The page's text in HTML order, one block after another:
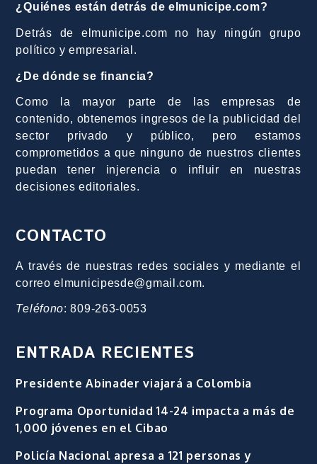
¿Quiénes están detrás de elmunicipe.com?
Detrás de elmunicipe.com no hay ningún grupo
político y empresarial.
¿De dónde se financia?
Como la mayor parte de las empresas de
contenido, obtenemos ingresos de la publicidad del
sector privado y público, pero estamos
comprometidos a que ninguno de nuestros clientes
puedan tener injerencia o influir en nuestras
decisiones editoriales.
CONTACTO
A través de nuestras redes sociales y mediante el
correo elmunicipesde@gmail.com.
Teléfono: 809-263-0053
ENTRADA RECIENTES
Presidente Abinader viajará a Colombia
Programa Oportunidad 14-24 impacta a más de
1,000 jóvenes en el Cibao
Policía Nacional apresa a 121 personas y